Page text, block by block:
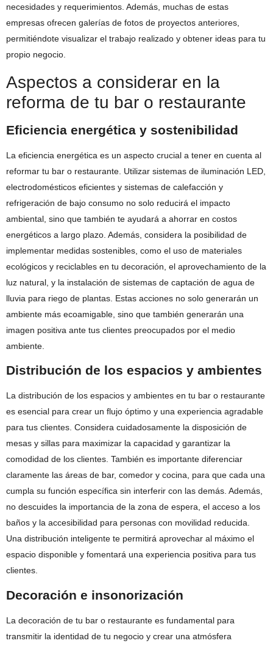
necesidades y requerimientos. Además, muchas de estas
empresas ofrecen galerías de fotos de proyectos anteriores,
permitiéndote visualizar el trabajo realizado y obtener ideas para tu
propio negocio.
Aspectos a considerar en la
reforma de tu bar o restaurante
Eficiencia energética y sostenibilidad
La eficiencia energética es un aspecto crucial a tener en cuenta al
reformar tu bar o restaurante. Utilizar sistemas de iluminación LED,
electrodomésticos eficientes y sistemas de calefacción y
refrigeración de bajo consumo no solo reducirá el impacto
ambiental, sino que también te ayudará a ahorrar en costos
energéticos a largo plazo. Además, considera la posibilidad de
implementar medidas sostenibles, como el uso de materiales
ecológicos y reciclables en tu decoración, el aprovechamiento de la
luz natural, y la instalación de sistemas de captación de agua de
lluvia para riego de plantas. Estas acciones no solo generarán un
ambiente más ecoamigable, sino que también generarán una
imagen positiva ante tus clientes preocupados por el medio
ambiente.
Distribución de los espacios y ambientes
La distribución de los espacios y ambientes en tu bar o restaurante
es esencial para crear un flujo óptimo y una experiencia agradable
para tus clientes. Considera cuidadosamente la disposición de
mesas y sillas para maximizar la capacidad y garantizar la
comodidad de los clientes. También es importante diferenciar
claramente las áreas de bar, comedor y cocina, para que cada una
cumpla su función específica sin interferir con las demás. Además,
no descuides la importancia de la zona de espera, el acceso a los
baños y la accesibilidad para personas con movilidad reducida.
Una distribución inteligente te permitirá aprovechar al máximo el
espacio disponible y fomentará una experiencia positiva para tus
clientes.
Decoración e insonorización
La decoración de tu bar o restaurante es fundamental para
transmitir la identidad de tu negocio y crear una atmósfera